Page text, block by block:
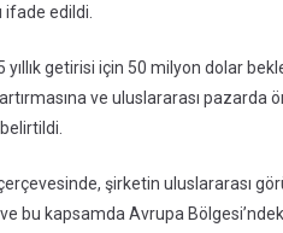
ifade edildi.
5 yıllık getirisi için 50 milyon dolar
ve uluslararası
şirketin uluslararası
bu kapsamda Avrupa